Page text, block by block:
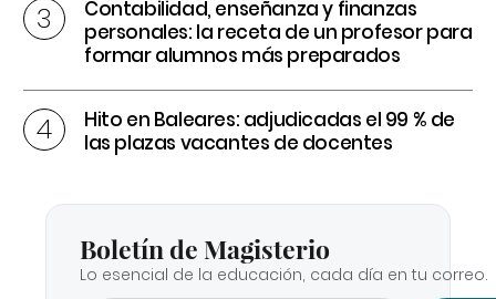
Contabilidad, enseñanza y finanzas
personales: la receta de un profesor para
formar alumnos más preparados
Hito en Baleares: adjudicadas el 99 % de
las plazas vacantes de docentes
Boletín de Magisterio
Lo esencial de la educación, cada día en tu correo.